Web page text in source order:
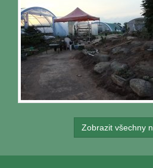
Zobrazit všechny